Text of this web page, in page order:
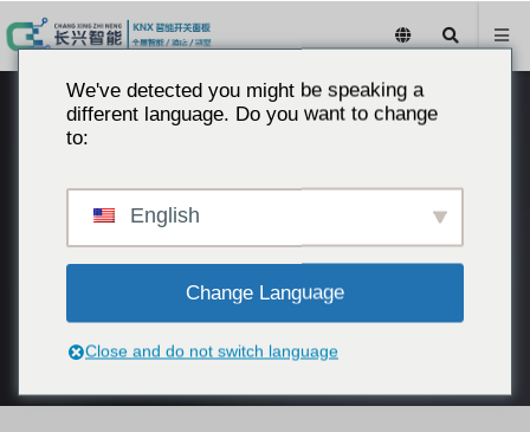
长兴智能客控 成功之路
We've detected you might be speaking a
different language. Do you want to change
to:
English
Change Language
Close and do not switch language